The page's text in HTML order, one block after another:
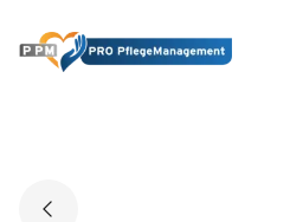
content
Go to landing page.